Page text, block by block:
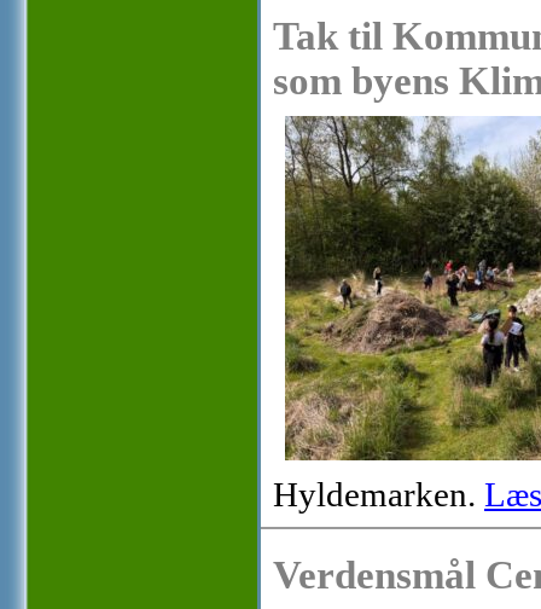
Tak til
som byens
Hyldemarken.
Verdensmål